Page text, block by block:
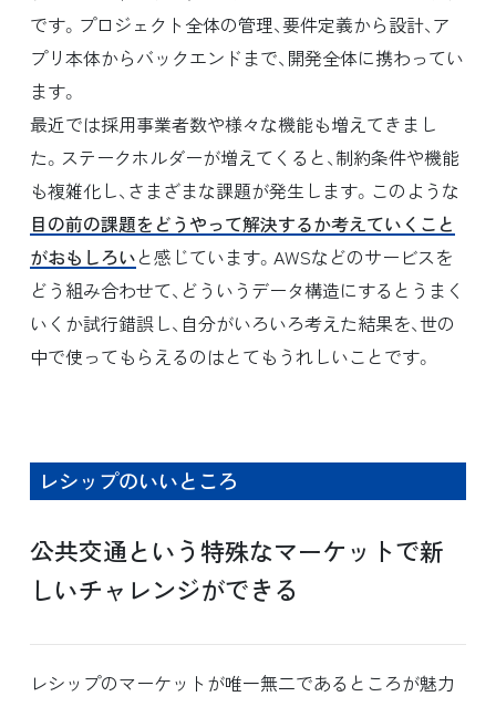
です。プロジェクト全体の管理、要件定義から設計、ア
プリ本体からバックエンドまで、開発全体に携わってい
ます。
最近では採用事業者数や様々な機能も増えてきまし
た。ステークホルダーが増えてくると、制約条件や機能
も複雑化し、さまざまな課題が発生します。このような
目の前の課題をどうやって解決するか考えていくこと
がおもしろい と感じています。AWSなどのサービスを
どう組み合わせて、どういうデータ構造にするとうまく
いくか試行錯誤し、自分がいろいろ考えた結果を、世の
中で使ってもらえるのはとてもうれしいことです。
レシップのいいところ
公共交通という特殊なマーケットで新
しいチャレンジができる
レシップのマーケットが唯一無二であるところが魅力